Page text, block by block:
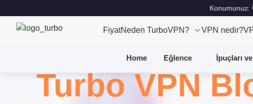
Konumunuz:
FiyatNeden TurboVPN? VPN nedir?
Home Eğlence İpuçları
Turbo VPN